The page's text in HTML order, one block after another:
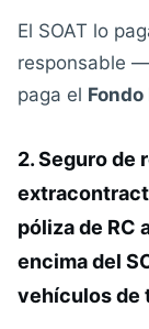
El SOAT lo
responsable
paga el
2. Seguro de
póliza de RC
encima del
vehículos de